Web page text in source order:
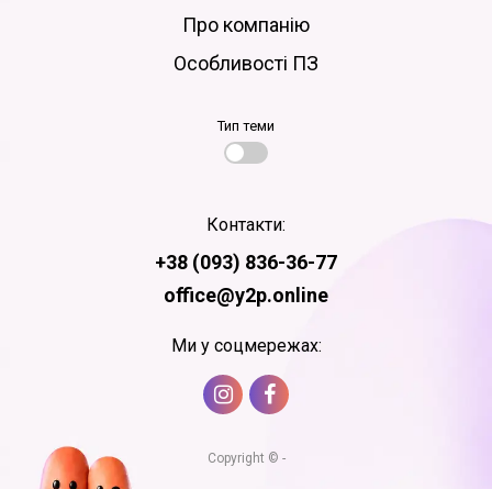
Про компанію
Особливості ПЗ
Тип теми
Контакти:
+38 (093) 836-36-77
office@y2p.online
Ми у соцмережах:
Copyright © -